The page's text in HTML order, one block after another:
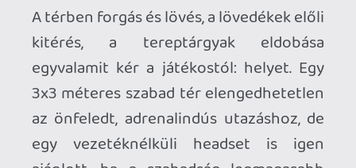
virtuális valóság jelenlét-érzésére
alapozó jó ötletre - mindössze néhány
gombot használó egyszerű
játékmenettel operáló - szórakoztató és
kellemes kihívást nyújtó akciójátékot
felhúzni. A stilizált látványvilágot
egyetlen percre sem éreztem kevésnek,
a letisztult játékmenetnek kifejezetten
jó tesz, hogy nem veszünk el a vizualitás